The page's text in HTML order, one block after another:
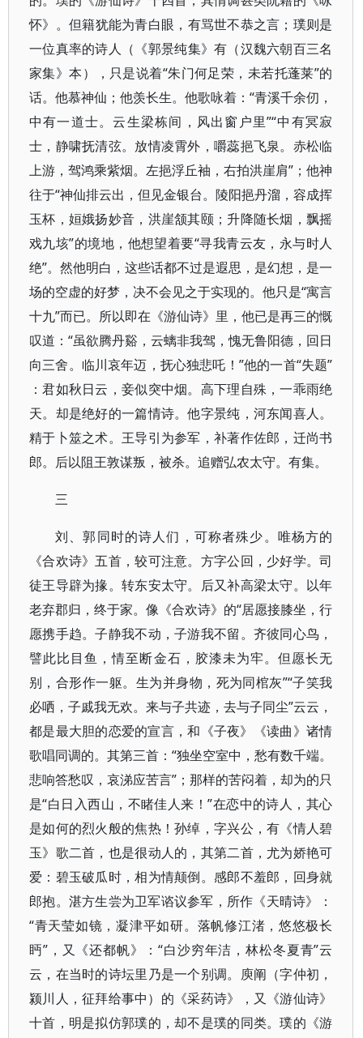
怀》​。但籍犹能为青白眼，有骂世不恭之言；璞则是
一位真率的诗人（​《郭景纯集》有（汉魏六朝百三名
家集》本）​，只是说着“朱门何足荣，未若托蓬莱”的
话。他慕神仙；他羡长生。他歌咏着：​“青溪千余仞，
中有一道士。云生梁栋间，风出窗户里”​“中有冥寂
士，静啸抚清弦。放情凌霄外，嚼蕊挹飞泉。赤松临
上游，驾鸿乘紫烟。左挹浮丘袖，右拍洪崖肩”​；他神
往于“神仙排云出，但见金银台。陵阳挹丹溜，容成挥
玉杯，姮娥扬妙音，洪崖颔其颐；升降随长烟，飘摇
戏九垓”的境地，他想望着要“寻我青云友，永与时人
绝”​。然他明白，这些话都不过是遐思，是幻想，是一
场的空虚的好梦，决不会见之于实现的。他只是“寓言
十九”而已。所以即在《游仙诗》里，他已是再三的慨
叹道：​“虽欲腾丹谿，云螭非我驾，愧无鲁阳德，回日
向三舍。临川哀年迈，抚心独悲吒！”他的一首“失题”​
：君如秋日云，妾似突中烟。高下理自殊，一乖雨绝
天。却是绝好的一篇情诗。他字景纯，河东闻喜人。
精于卜筮之术。王导引为参军，补著作佐郎，迁尚书
郎。后以阻王敦谋叛，被杀。追赠弘农太守。有集。
三
刘、郭同时的诗人们，可称者殊少。唯杨方的
《合欢诗》五首，较可注意。方字公回，少好学。司
徒王导辟为掾。转东安太守。后又补高梁太守。以年
老弃郡归，终于家。像《合欢诗》的“居愿接膝坐，行
愿携手趋。子静我不动，子游我不留。齐彼同心鸟，
譬此比目鱼，情至断金石，胶漆未为牢。但愿长无
别，合形作一躯。生为并身物，死为同棺灰”​“子笑我
必哂，子戚我无欢。来与子共迹，去与子同尘”云云，
都是最大胆的恋爱的宣言，和《子夜》​《读曲》诸情
歌唱同调的。其第三首：​“独坐空室中，愁有数千端。
悲响答愁叹，哀涕应苦言”​；那样的苦闷着，却为的只
是“白日入西山，不睹佳人来！”在恋中的诗人，其心
是如何的烈火般的焦热！孙绰，字兴公，有《情人碧
玉》歌二首，也是很动人的，其第二首，尤为娇艳可
爱：碧玉破瓜时，相为情颠倒。感郎不羞郎，回身就
郎抱。湛方生尝为卫军谘议参军，所作《天晴诗》​：​
“青天莹如镜，凝津平如研。落帆修江渚，悠悠极长
眄”​，又《还都帆》​：​“白沙穷年洁，林松冬夏青”云
云，在当时的诗坛里乃是一个别调。庾阐（字仲初，
颍川人，征拜给事中）的《采药诗》​，又《游仙诗》
十首，明是拟仿郭璞的，却不是璞的同类。璞的《游